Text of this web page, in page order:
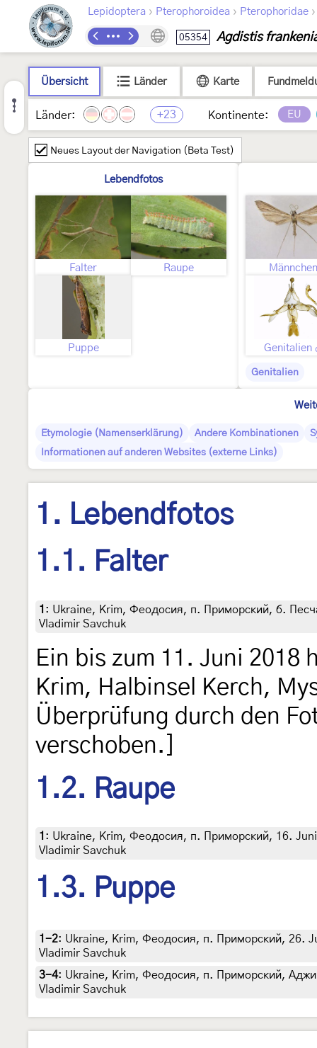
Lepidoptera › Pterophoroidea › Pterophoridae
05354 Agdistis
Übersicht Länder Karte
Länder: +23 Kontinente: EU
Neues Layout der Navigation (Beta Test)
Lebendfotos
Falter Raupe
Puppe
Männchen
Genitalien
Genitalien
Etymologie (Namenserklärung) Andere Kombinationen
Informationen auf anderen Websites (externe Links)
1. Lebendfotos
1.1. Falter
1 : Ukraine, Krim, Феодосия, п. Приморский, б.
Vladimir Savchuk
Ein bis zum 11. Juni 2018
Krim, Halbinsel Kerch,
Überprüfung durch den
verschoben.]
1.2. Raupe
1 : Ukraine, Krim, Феодосия, п. Приморский, 16.
Vladimir Savchuk
1.3. Puppe
1-2: Ukraine, Krim, Феодосия, п. Приморский, 26.
Vladimir Savchuk
3-4: Ukraine, Krim, Феодосия, п. Приморский,
Vladimir Savchuk